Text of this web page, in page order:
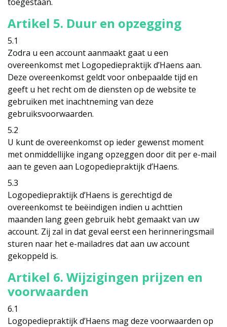
Artikel 5. Duur en opzegging
5.1
Zodra u een account aanmaakt gaat u een
overeenkomst met Logopediepraktijk d’Haens aan.
Deze overeenkomst geldt voor onbepaalde tijd en
geeft u het recht om de diensten op de website te
gebruiken met inachtneming van deze
gebruiksvoorwaarden.
5.2
U kunt de overeenkomst op ieder gewenst moment
met onmiddellijke ingang opzeggen door dit per e-mail
aan te geven aan Logopediepraktijk d’Haens.
5.3
Logopediepraktijk d’Haens is gerechtigd de
overeenkomst te beëindigen indien u achttien
maanden lang geen gebruik hebt gemaakt van uw
account. Zij zal in dat geval eerst een herinneringsmail
sturen naar het e-mailadres dat aan uw account
gekoppeld is.
Artikel 6. Wijzigingen prijzen en
voorwaarden
6.1
Logopediepraktijk d’Haens mag deze voorwaarden op